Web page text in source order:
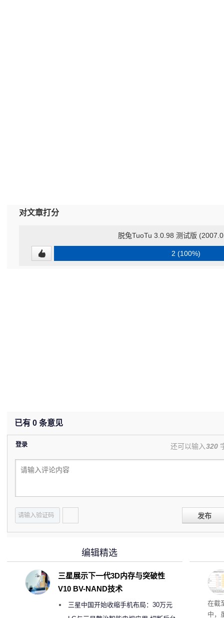
对文章打分
脱兔TuoTu 3.0.98 测试版
2 (100%)
已有 0 条意见
登录 还可以输入320
发布
于
在截
中，
编辑精选
三星展示下一代3D内存与突破性
V10 BV-NAND技术
三星中国开始收缩手机布局：30万元